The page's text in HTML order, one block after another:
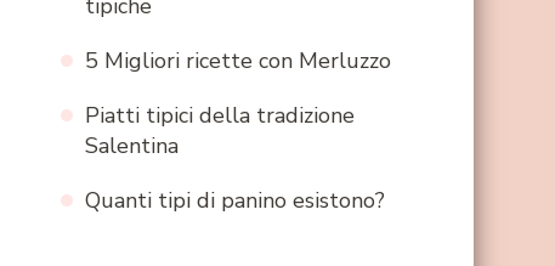
tipiche
5 Migliori ricette con Merluzzo
Piatti tipici della tradizione
Salentina
Quanti tipi di panino esistono?